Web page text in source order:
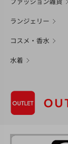
ランジェリー
コスメ・香水
水着